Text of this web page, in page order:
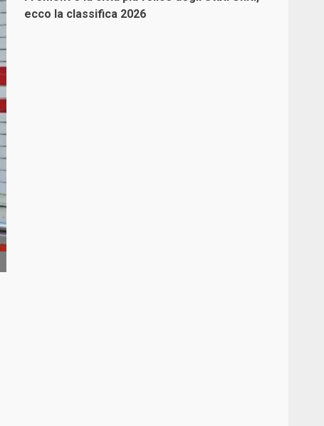
ecco la classifica 2026